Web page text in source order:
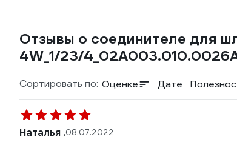
Отзывы о соединителе для
4W_1/23/
Сортировать по: Оценке Дате
Наталья .08.07.2022